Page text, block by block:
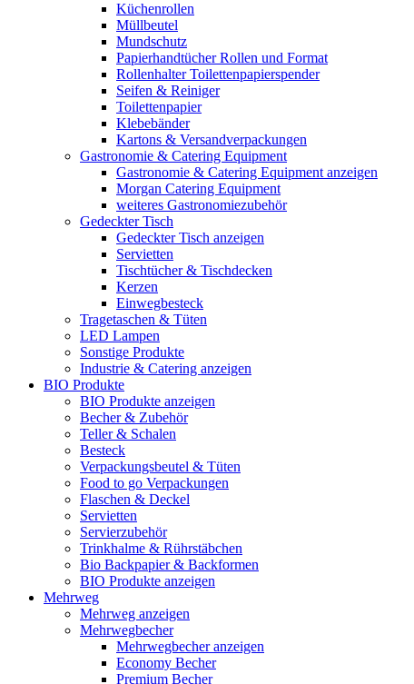
Küchenrollen
Müllbeutel
Mundschutz
Papierhandtücher Rollen und Format
Rollenhalter Toilettenpapierspender
Seifen & Reiniger
Toilettenpapier
Klebebänder
Kartons & Versandverpackungen
Gastronomie & Catering Equipment
Gastronomie & Catering Equipment anzeigen
Morgan Catering Equipment
weiteres Gastronomiezubehör
Gedeckter Tisch
Gedeckter Tisch anzeigen
Servietten
Tischtücher & Tischdecken
Kerzen
Einwegbesteck
Tragetaschen & Tüten
LED Lampen
Sonstige Produkte
Industrie & Catering anzeigen
BIO Produkte
BIO Produkte anzeigen
Becher & Zubehör
Teller & Schalen
Besteck
Verpackungsbeutel & Tüten
Food to go Verpackungen
Flaschen & Deckel
Servietten
Servierzubehör
Trinkhalme & Rührstäbchen
Bio Backpapier & Backformen
BIO Produkte anzeigen
Mehrweg
Mehrweg anzeigen
Mehrwegbecher
Mehrwegbecher anzeigen
Economy Becher
Premium Becher